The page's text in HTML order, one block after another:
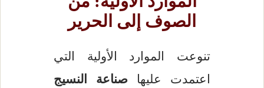
الصوف إلى الحرير
تنوعت الموارد الأولية التي
اعتمدت عليهاصناعة النسيج